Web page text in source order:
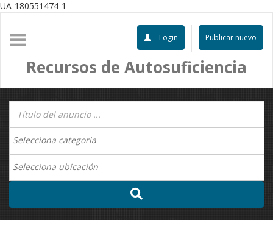
UA-180551474-1
Publicar nuevo
Login
Recursos de Autosuficiencia